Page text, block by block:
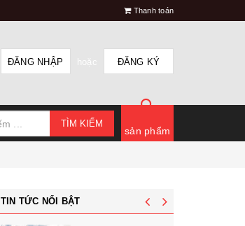
Thanh toán
ĐĂNG NHẬP hoặc ĐĂNG KÝ
TÌM KIẾM
sản phẩm
TIN TỨC NỔI BẬT